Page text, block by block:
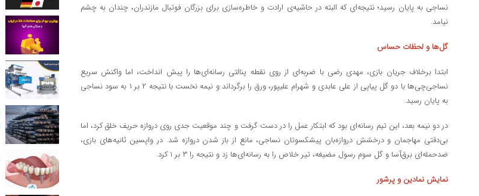
نساجی به پایان رسید؛ نتیجه‌ای که البته در حاشیه‌ی ارادت و خاطره‌سازی برای بزرگان فوتبال مازندران، چندان به چشم
نیامد.
گل‌ها و لحظات حساس
ابتدا برخلاف جریان بازی، مهدی رضی با ضربه‌ای از روی نقطه پنالتی رسانه‌ای‌ها را پیش انداخت، اما واکنش سریع
نساجی‌چی‌ها با دو گل پیاپی از علی عابدی و شهرام علیپور، ورق را برگرداند و نیمه نخست با نتیجه ۲ بر ۱ به سود نساجی
به پایان رسید.
در دو نیمه بعد، این تیم رسانه‌ای بود که ابتکار عمل را در دست گرفت و چند موقعیت جدی روی دروازه حریف خلق کرد، اما
بی‌دقتی مهاجمان و درخشش دروازه‌بان پیشکسوتان نساجی، مانع از باز شدن دروازه شد. در واپسین ثانیه‌های بازی،
ضدحمله‌ای برق‌آسا و گل سوم رسول مضیغه، تیر خلاص را به رسانه‌ای‌ها زد و نتیجه را ۳ بر ۱ کرد.
نمایش نمادین و پرشور